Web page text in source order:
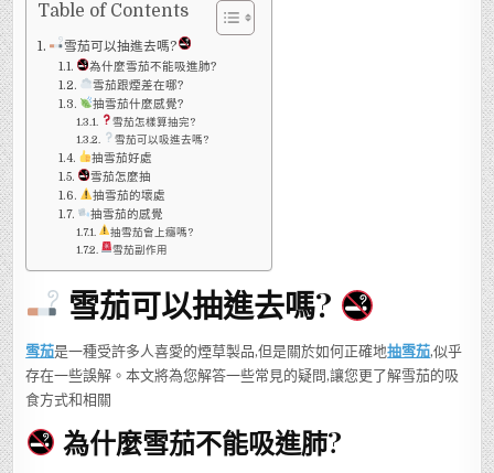
Table of Contents
雪茄可以抽進去嗎?
為什麼雪茄不能吸進肺?
雪茄跟煙差在哪?
抽雪茄什麼感覺?
雪茄怎樣算抽完?
雪茄可以吸進去嗎?
抽雪茄好處
雪茄怎麼抽
抽雪茄的壞處
抽雪茄的感覺
抽雪茄會上癮嗎?
雪茄副作用
雪茄可以抽進去嗎?
雪茄是一種受許多人喜愛的煙草製品,但是關於如何正確地抽雪茄,似乎
存在一些誤解。本文將為您解答一些常見的疑問,讓您更了解雪茄的吸
食方式和相關
為什麼雪茄不能吸進肺?